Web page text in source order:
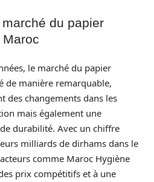
du papier
le marché du papier
de manière remarquable,
des changements dans les
mais également une
durabilité. Avec un chiffre
milliards de dirhams dans le
comme Maroc Hygiène
prix compétitifs et à une